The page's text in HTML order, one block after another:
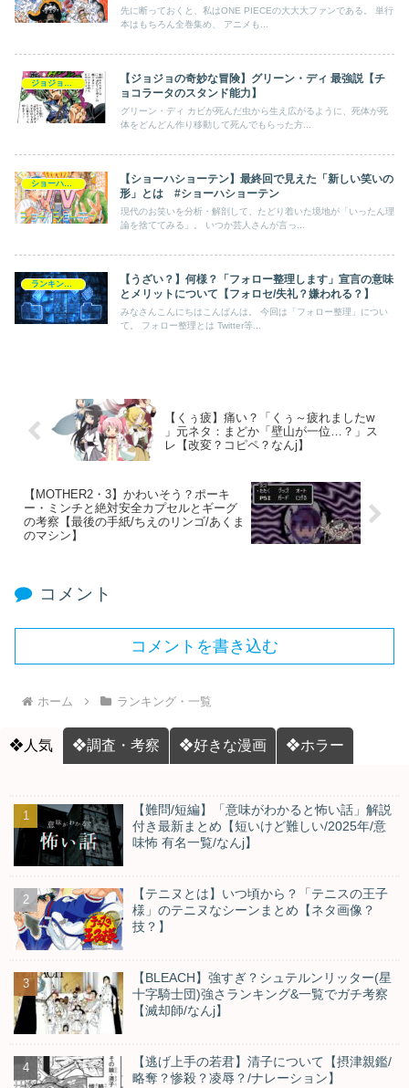
先に断っておくと、私はONE PIECEの大大大ファンである。 単行
本はもちろん全巻集め、 アニメも...
ジョジョの奇妙な冒険
【ジョジョの奇妙な冒険】グリーン・ディ 最強説【チ
ョコラータのスタンド能力】
グリーン・ディ カビが死んだ虫から生え広がるように、死体が死
体をどんどん作り移動して死んでもらった方...
ショーハショーテン
【ショーハショーテン】最終回で見えた「新しい笑いの
形」とは #ショーハショーテン
現代のお笑いを分析・解剖して、たどり着いた境地が「いったん理
論を捨ててみる」。 いつか芸人さんが言っ...
ランキング・一覧
【うざい？】何様？「フォロー整理します」宣言の意味
とメリットについて【フォロセ/失礼？嫌われる？】
みなさんこんにちはこんばんは。 今回は「フォロー整理」につい
て。 フォロー整理とは Twitter等...
【くぅ疲】痛い？「くぅ～疲れましたw
」元ネタ：まどか「壁山が一位…？」ス
レ【改変？コピペ？なんj】
【MOTHER2・3】かわいそう？ポーキ
ー・ミンチと絶対安全カプセルとギーグ
の考察【最後の手紙/ちえのリンゴ/あくま
のマシン】
コメント
コメントを書き込む
ホーム ランキング・一覧
❖人気 ❖調査・考察 ❖好きな漫画 ❖ホラー
【難問/短編】「意味がわかると怖い話」解説
付き最新まとめ【短いけど難しい/2025年/意
味怖 有名一覧/なんj】
【テニヌとは】いつ頃から？「テニスの王子
様」のテニヌなシーンまとめ【ネタ画像？
技？】
【BLEACH】強すぎ？シュテルンリッター(星
十字騎士団)強さランキング&一覧でガチ考察
【滅却師/なんj】
【逃げ上手の若君】清子について【摂津親鑑/
略奪？惨殺？凌辱？/ナレーション】